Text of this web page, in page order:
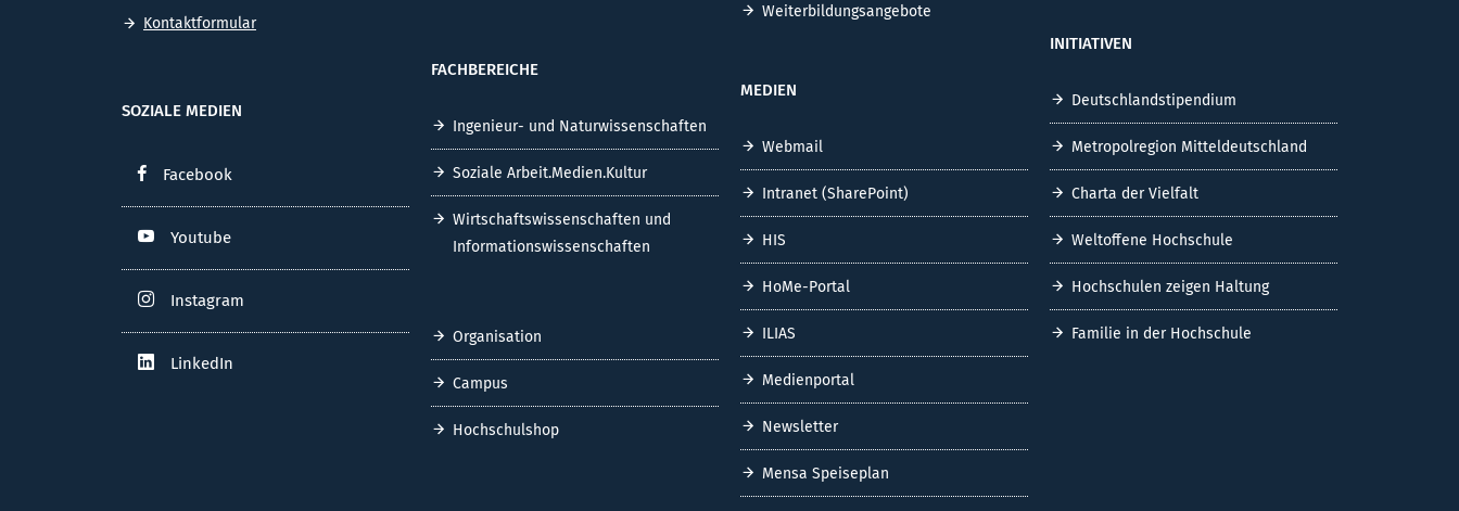
Kontaktformular
SOZIALE MEDIEN
Facebook
Youtube
Instagram
LinkedIn
FACHBEREICHE
Ingenieur- und Naturwissenschaften
Soziale Arbeit.Medien.Kultur
Wirtschaftswissenschaften und
Informationswissenschaften
Organisation
Campus
Hochschulshop
Weiterbildungsangebote
MEDIEN
Webmail
Intranet (SharePoint)
HIS
HoMe-Portal
ILIAS
Medienportal
Newsletter
Mensa Speiseplan
INITIATIVEN
Deutschlandstipendium
Metropolregion Mitteldeutschland
Charta der Vielfalt
Weltoffene Hochschule
Hochschulen zeigen Haltung
Familie in der Hochschule